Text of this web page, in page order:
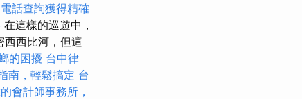
話查詢獲得精確
在這樣的巡遊中，
西西比河，但這
的困擾 台中律
南，輕鬆搞定 台
會計師事務所，